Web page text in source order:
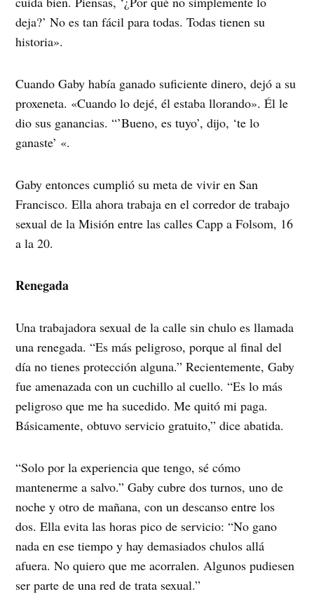
deja?’ No es tan fácil para todas. Todas tienen su
historia».
Cuando Gaby había ganado suficiente dinero, dejó a su
proxeneta. «Cuando lo dejé, él estaba llorando». Él le
dio sus ganancias. “’Bueno, es tuyo’, dijo, ‘te lo
ganaste’ «.
Gaby entonces cumplió su meta de vivir en San
Francisco. Ella ahora trabaja en el corredor de trabajo
sexual de la Misión entre las calles Capp a Folsom, 16
a la 20.
Renegada
Una trabajadora sexual de la calle sin chulo es llamada
una renegada. “Es más peligroso, porque al final del
día no tienes protección alguna.” Recientemente, Gaby
fue amenazada con un cuchillo al cuello. “Es lo más
peligroso que me ha sucedido. Me quitó mi paga.
Básicamente, obtuvo servicio gratuito,” dice abatida.
“Solo por la experiencia que tengo, sé cómo
mantenerme a salvo.” Gaby cubre dos turnos, uno de
noche y otro de mañana, con un descanso entre los
dos. Ella evita las horas pico de servicio: “No gano
nada en ese tiempo y hay demasiados chulos allá
afuera. No quiero que me acorralen. Algunos pudiesen
ser parte de una red de trata sexual.”